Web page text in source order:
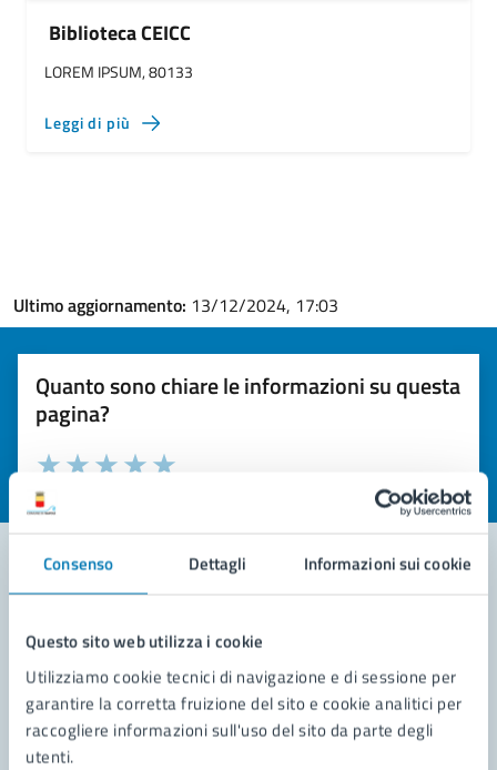
Consenso Dettagli Informazioni sui cookie
Questo sito web utilizza i cookie
Utilizziamo cookie tecnici di navigazione e di sessione per
garantire la corretta fruizione del sito e cookie analitici per
raccogliere informazioni sull'uso del sito da parte degli
utenti.
Biblioteca CEICC
LOREM IPSUM, 80133
Leggi di più
Ultimo aggiornamento: 13/12/2024, 17:03
Quanto sono chiare le informazioni su questa
pagina?
Valuta la chiarezza delle informazioni (da 1 a 5 stelle)
Seleziona il numero di stelle per valutare la chiarezza delle
Valuta 1 stelle su 5
Richiedi assistenza